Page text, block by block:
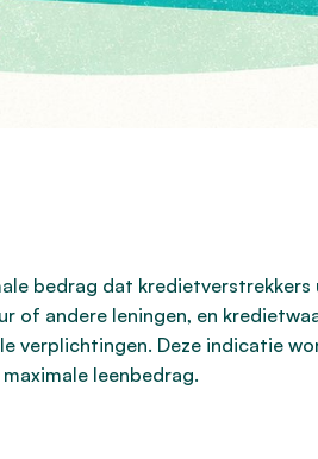
bedrag dat
of andere leningen, en
verplichtingen. Deze indicatie
leenbedrag.